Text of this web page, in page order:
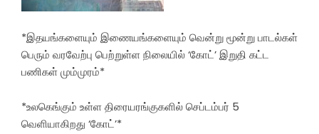
*இதயங்களையும் இணையங்களையும் வென்று மூன்று பாடல்கள்
பெரும் வரவேற்பு பெற்றுள்ள நிலையில் ‘கோட்’ இறுதி கட்ட
பணிகள் மும்முரம்*
*உலகெங்கும் உள்ள திரையரங்குகளில் செப்டம்பர் 5
வெளியாகிறது ‘கோட்’*